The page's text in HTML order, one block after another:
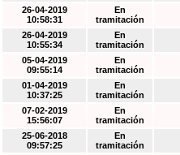
26-04-2019
10:58:31
En
tramitación
26-04-2019
10:55:34
En
tramitación
05-04-2019
09:55:14
En
tramitación
01-04-2019
10:37:25
En
tramitación
07-02-2019
15:56:07
En
tramitación
25-06-2018
09:57:25
En
tramitación